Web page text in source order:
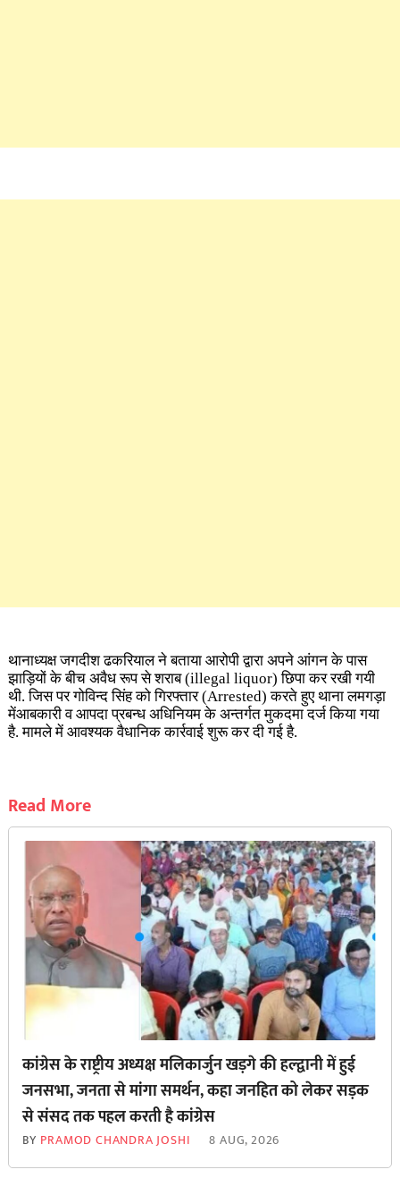
थानाध्यक्ष जगदीश ढकरियाल ने बताया आरोपी द्वारा अपने आंगन के पास
झाड़ियों के बीच अवैध रूप से शराब (illegal liquor) छिपा कर रखी गयी
थी. जिस पर गोविन्द सिंह को गिरफ्तार (Arrested) करते हुए थाना लमगड़ा
मेंआबकारी व आपदा प्रबन्ध अधिनियम के अन्तर्गत मुकदमा दर्ज किया गया
है. मामले में आवश्यक वैधानिक कार्रवाई शुरू कर दी गई है.
Read More
कांग्रेस के राष्ट्रीय अध्यक्ष मलिकार्जुन खड़गे की हल्द्वानी में हुई
जनसभा, जनता से मांगा समर्थन, कहा जनहित को लेकर सड़क
से ‌संसद तक पहल करती है कांग्रेस
BY PRAMOD CHANDRA JOSHI 8 AUG, 2026